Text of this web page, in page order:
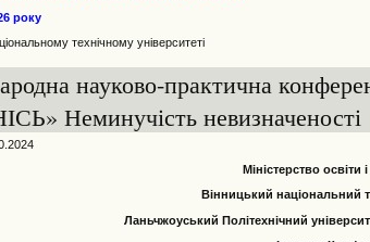
року
технічному університеті
науково-практична
Неминучість невизначеності
Міністерство освіти
Вінницький національний
Ланьчжоуський Політехнічний